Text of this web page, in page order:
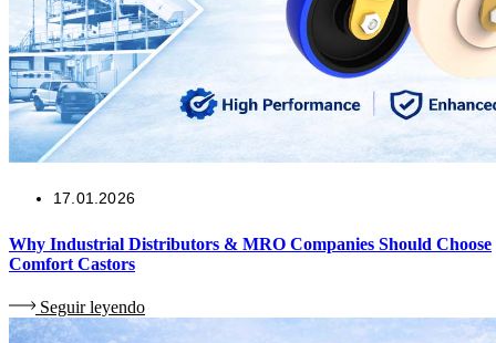
17.01.2026
Why Industrial Distributors & MRO Companies Should Choose
Comfort Castors
Seguir leyendo